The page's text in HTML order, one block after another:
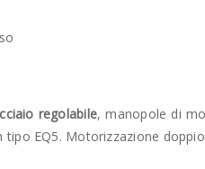
regolabile, manopole di
EQ5. Motorizzazione